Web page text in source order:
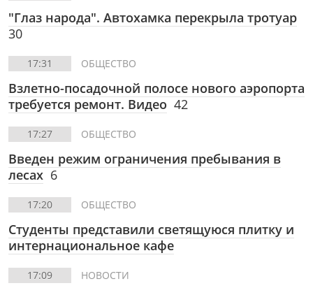
"Глаз народа". Автохамка перекрыла тротуар
30
17:31 ОБЩЕСТВО
Взлетно-посадочной полосе нового аэропорта
требуется ремонт. Видео 42
17:27 ОБЩЕСТВО
Введен режим ограничения пребывания в
лесах 6
17:20 ОБЩЕСТВО
Студенты представили светящуюся плитку и
интернациональное кафе
17:09 НОВОСТИ